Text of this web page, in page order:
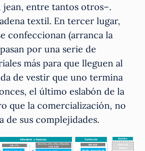
jean, entre tantos otros–.
textil. En tercer lugar,
confeccionan (arranca la
por una serie de
más para que lleguen al
de vestir que uno termina
el último eslabón de la
que la comercialización, no
de sus complejidades.